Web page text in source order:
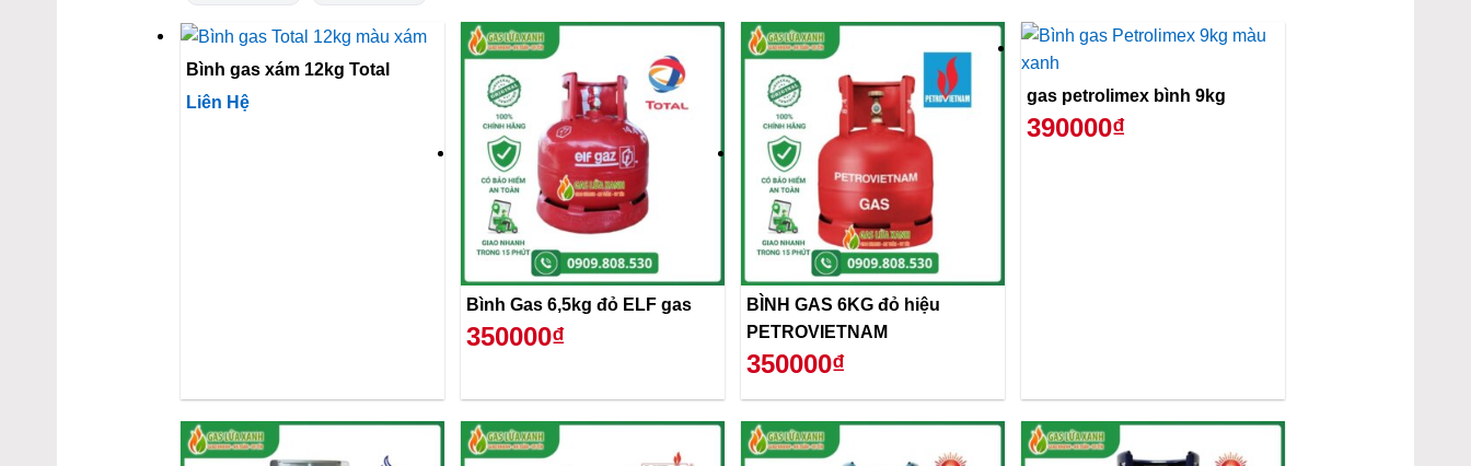
Bình gas xám 12kg Total
Liên Hệ
Bình Gas 6,5kg đỏ ELF gas
350000₫
BÌNH GAS 6KG đỏ hiệu
PETROVIETNAM
350000₫
gas petrolimex bình 9kg
390000₫